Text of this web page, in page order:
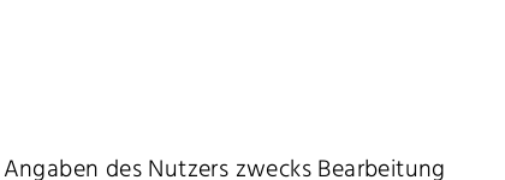
des Nutzers zwecks Bearbeitung